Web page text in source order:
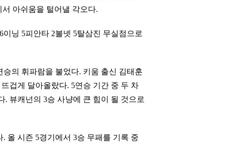
아쉬움을 털어낼 각오다.
닝 5피안타 2볼넷 5탈삼진 무실점으로
의 휘파람을 불었다. 키움 출신 김태훈
겁게 달아올랐다. 5연승 기간 중 두 차
뷰캐넌의 3승 사냥에 큰 힘이 될 것으로
올 시즌 5경기에서 3승 무패를 기록 중